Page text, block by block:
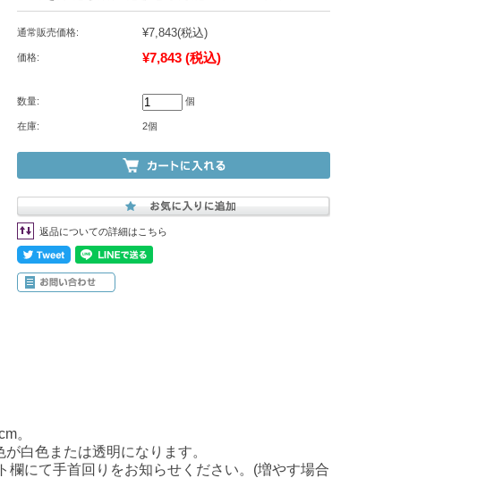
通常販売価格: ¥7,843(税込)
価格: ¥7,843 (税込)
数量: 個
在庫: 2個
返品についての詳細はこちら
。
白色または透明になります。
にて手首回りをお知らせください。(増やす場合